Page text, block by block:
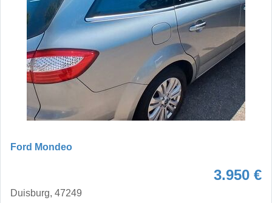
Ford Mondeo
3.950 €
Duisburg, 47249